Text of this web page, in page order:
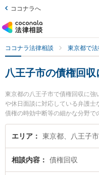
ココナラへ
ココナラ法律相談 東京都で
八王子市の債権回
東京都の八王子市で債権回収に
や休日面談に対応している弁護士
債権の時効中断等の細かな分野で
タートアップ法律事務所 八王子
特許事務所の藤本 真一弁護士、
トラブル解決の実績豊富な近く
回収を法律相談できる八王子市
エリア 東京都、八王子市
相談内容 債権回収